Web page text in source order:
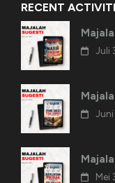
RECENT
Juli
Mei